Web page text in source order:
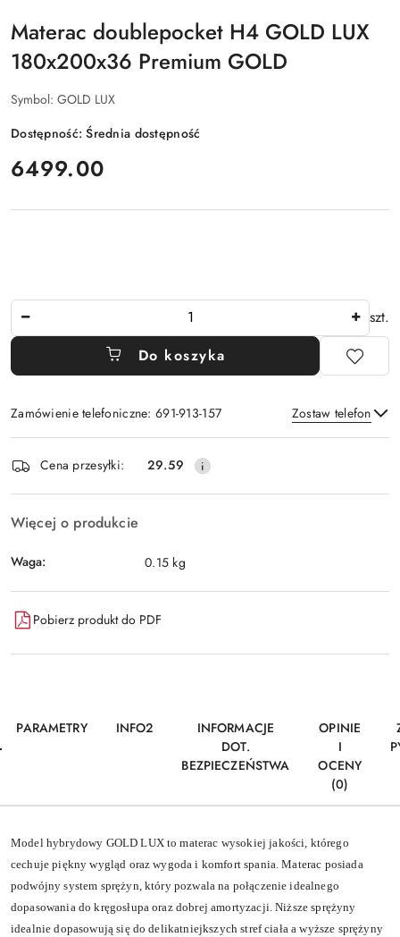
Materac doublepocket H4 GOLD LUX
180x200x36 Premium GOLD
Symbol: GOLD LUX
Dostępność:Średnia dostępność
cena:
6499.00
szt.
Do koszyka
Zamówienie telefoniczne: 691-913-157 Zostaw telefon
Wyślij
i
dostawa
Cena przesyłki: 29.59
Więcej o produkcie
Waga: 0.15 kg
Pobierz produkt do PDF
PARAMETRY INFO2
INFORMACJE
DOT.
BEZPIECZEŃSTWA
OPINIE
I
OCENY
(0)
Model hybrydowy GOLD LUX to materac wysokiej jakości, którego
cechuje piękny wygląd oraz wygoda i komfort spania. Materac posiada
podwójny system sprężyn, który pozwala na połączenie idealnego
dopasowania do kręgosłupa oraz dobrej amortyzacji. Niższe sprężyny
idealnie dopasowują się do delikatniejkszych stref ciała a wyższe sprężyny